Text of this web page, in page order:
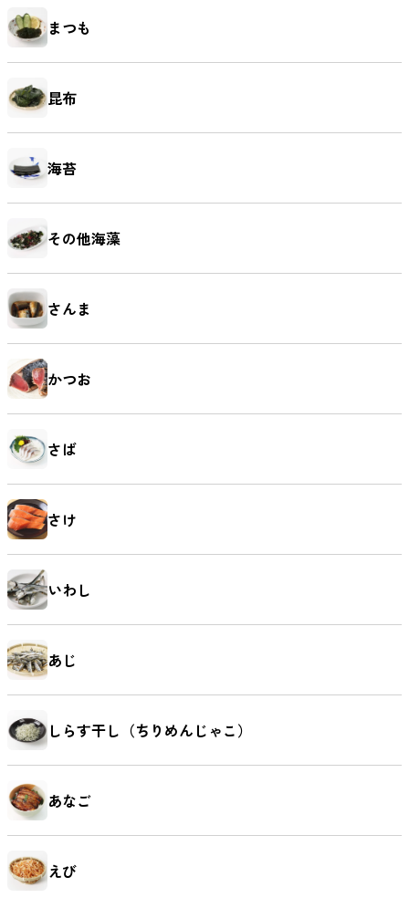
まつも
昆布
海苔
その他海藻
さんま
かつお
さば
さけ
いわし
あじ
しらす干し（ちりめんじゃこ）
あなご
えび